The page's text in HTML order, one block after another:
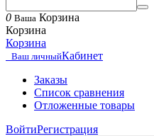
0 Ваша Корзина
Корзина
Корзина
Ваш личныйКабинет
Заказы
Список сравнения
Отложенные товары
ВойтиРегистрация